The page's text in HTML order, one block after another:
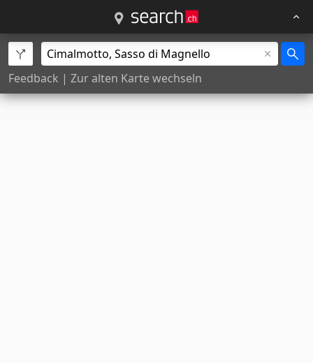
Feedback | Zur alten Karte wechseln